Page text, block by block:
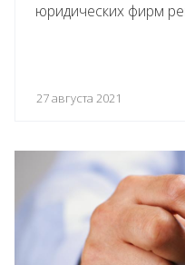
юридических фирм
27 августа 2021